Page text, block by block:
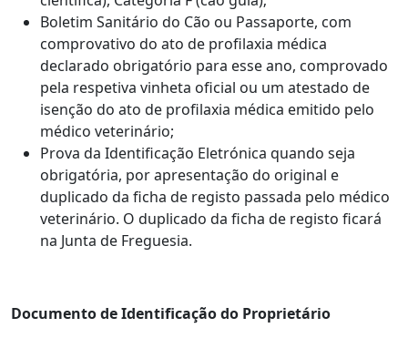
Boletim Sanitário do Cão ou Passaporte, com
comprovativo do ato de profilaxia médica
declarado obrigatório para esse ano, comprovado
pela respetiva vinheta oficial ou um atestado de
isenção do ato de profilaxia médica emitido pelo
médico veterinário;
Prova da Identificação Eletrónica quando seja
obrigatória, por apresentação do original e
duplicado da ficha de registo passada pelo médico
veterinário. O duplicado da ficha de registo ficará
na Junta de Freguesia.
Documento de Identificação do Proprietário